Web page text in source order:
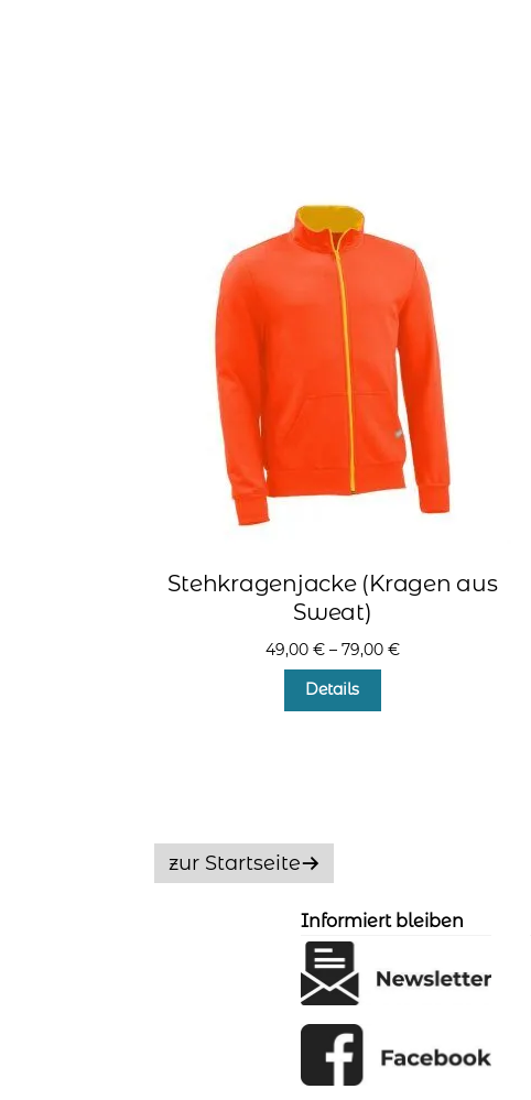
Stehkragenjacke (Kragen aus
Sweat)
49,00 €– 79,00 €
Details
der
Produktseite
werden
zur Startseite
Informiert bleiben